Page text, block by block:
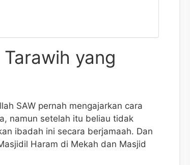
yang
SAW pernah mengajarkan cara
namun setelah itu beliau tidak
ibadah ini secara berjamaah. Dan
Haram di Mekah dan Masjid